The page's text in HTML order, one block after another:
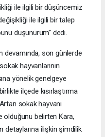
ile ilgili bir düşüncemiz
ile ilgili bir talep
düşünürüm” dedi.
devamında, son günlerde
hayvanlarının
yönelik genelgeye
ilçede kısırlaştırma
sokak hayvanı
olduğunu belirten Kara,
detaylarına ilişkin şimdilik